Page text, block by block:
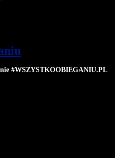
#WSZYSTKOOBIEGANIU.PL